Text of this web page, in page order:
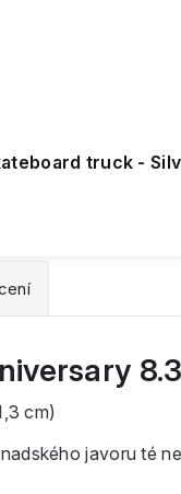
truck -
cm)
javoru té